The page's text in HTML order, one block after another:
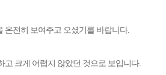
온전히 보여주고 오셨기를 바랍니다.
고 크게 어렵지 않았던 것으로 보입니다.